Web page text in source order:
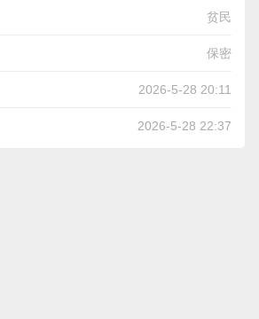
贫民
保密
2026-5-28 20:11
2026-5-28 22:37